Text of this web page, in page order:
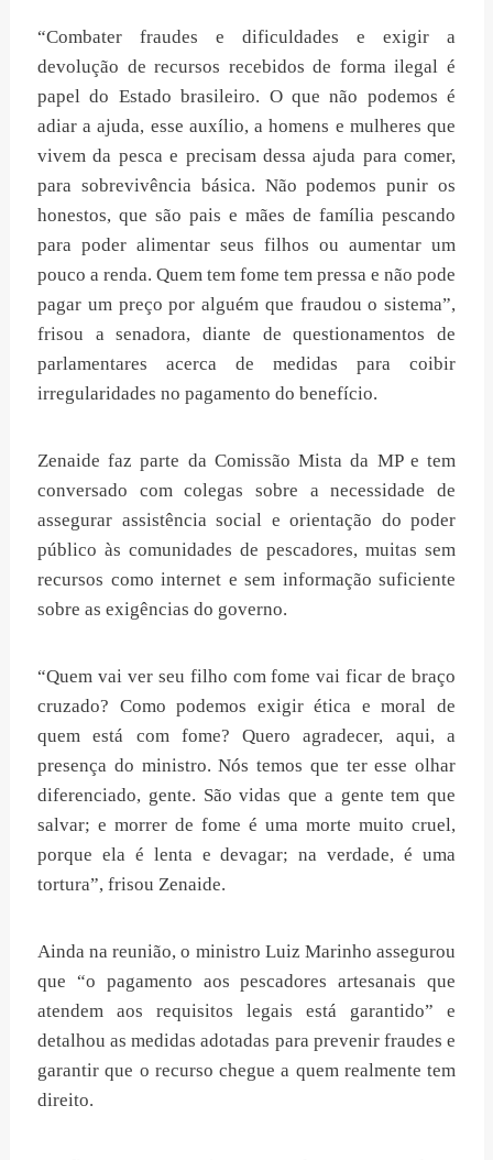
“Combater fraudes e dificuldades e exigir a
devolução de recursos recebidos de forma ilegal é
papel do Estado brasileiro. O que não podemos é
adiar a ajuda, esse auxílio, a homens e mulheres que
vivem da pesca e precisam dessa ajuda para comer,
para sobrevivência básica. Não podemos punir os
honestos, que são pais e mães de família pescando
para poder alimentar seus filhos ou aumentar um
pouco a renda. Quem tem fome tem pressa e não pode
pagar um preço por alguém que fraudou o sistema”,
frisou a senadora, diante de questionamentos de
parlamentares acerca de medidas para coibir
irregularidades no pagamento do benefício.
Zenaide faz parte da Comissão Mista da MP e tem
conversado com colegas sobre a necessidade de
assegurar assistência social e orientação do poder
público às comunidades de pescadores, muitas sem
recursos como internet e sem informação suficiente
sobre as exigências do governo.
“Quem vai ver seu filho com fome vai ficar de braço
cruzado? Como podemos exigir ética e moral de
quem está com fome? Quero agradecer, aqui, a
presença do ministro. Nós temos que ter esse olhar
diferenciado, gente. São vidas que a gente tem que
salvar; e morrer de fome é uma morte muito cruel,
porque ela é lenta e devagar; na verdade, é uma
tortura”, frisou Zenaide.
Ainda na reunião, o ministro Luiz Marinho assegurou
que “o pagamento aos pescadores artesanais que
atendem aos requisitos legais está garantido” e
detalhou as medidas adotadas para prevenir fraudes e
garantir que o recurso chegue a quem realmente tem
direito.